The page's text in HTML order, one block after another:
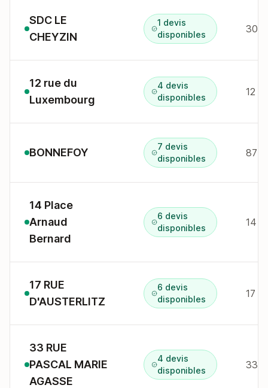
SDC LE
CHEYZIN
1 devis
disponibles
302
12 rue du
Luxembourg
4 devis
disponibles
12 r
BONNEFOY
7 devis
disponibles
14 Place
Arnaud
Bernard
6 devis
disponibles
14
17 RUE
D'AUSTERLITZ
6 devis
disponibles
17 r
33 RUE
PASCAL MARIE
AGASSE
4 devis
disponibles
33 r